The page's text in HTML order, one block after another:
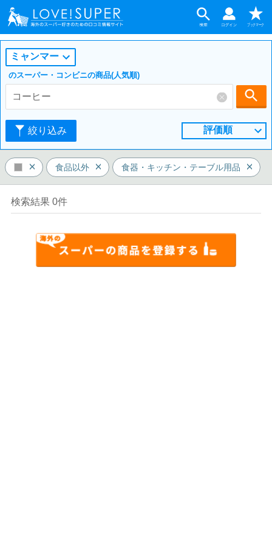
ミャンマー
のスーパー・コンビニの商品(人気順)
絞り込み 評価順
食品以外 食器・キッチン・テーブル用品
検索結果 0件